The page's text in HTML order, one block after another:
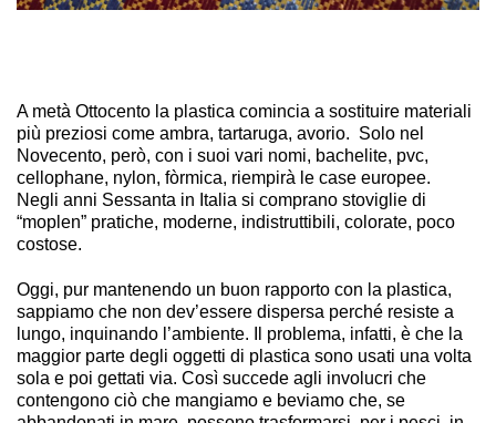
A metà Ottocento la plastica comincia a sostituire materiali
più preziosi come ambra, tartaruga, avorio. Solo nel
Novecento, però, con i suoi vari nomi, bachelite, pvc,
cellophane, nylon, fòrmica, riempirà le case europee.
Negli anni Sessanta in Italia si comprano stoviglie di
“moplen” pratiche, moderne, indistruttibili, colorate, poco
costose.
Oggi, pur mantenendo un buon rapporto con la plastica,
sappiamo che non dev’essere dispersa perché resiste a
lungo, inquinando l’ambiente. Il problema, infatti, è che la
maggior parte degli oggetti di plastica sono usati una volta
sola e poi gettati via. Così succede agli involucri che
contengono ciò che mangiamo e beviamo che, se